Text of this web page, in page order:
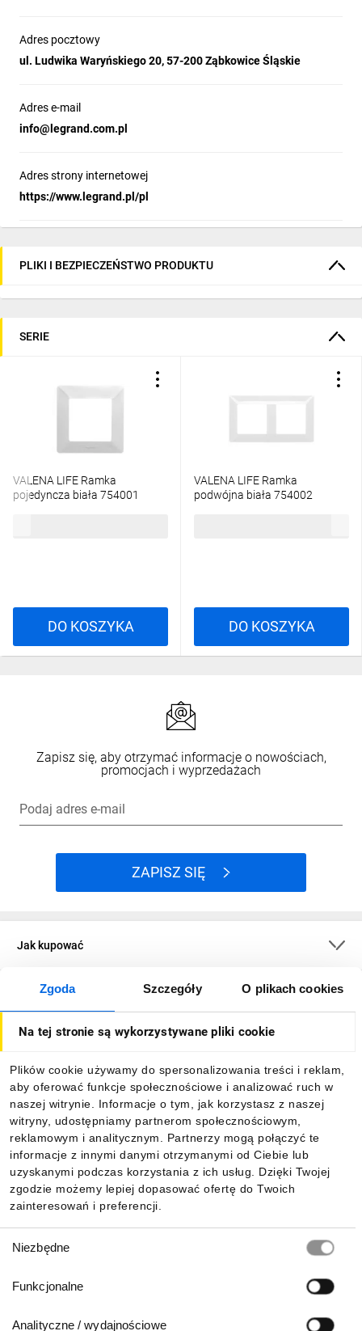
Zgoda Szczegóły O plikach cookies
Na tej stronie są wykorzystywane pliki cookie
Plików cookie używamy do spersonalizowania treści i reklam,
aby oferować funkcje społecznościowe i analizować ruch w
naszej witrynie. Informacje o tym, jak korzystasz z naszej
witryny, udostępniamy partnerom społecznościowym,
reklamowym i analitycznym. Partnerzy mogą połączyć te
informacje z innymi danymi otrzymanymi od Ciebie lub
uzyskanymi podczas korzystania z ich usług. Dzięki Twojej
zgodzie możemy lepiej dopasować ofertę do Twoich
zainteresowań i preferencji.
zgody
Niezbędne
Funkcjonalne
Analityczne / wydajnościowe
Adres pocztowy
ul. Ludwika Waryńskiego 20, 57-200 Ząbkowice Śląskie
Adres e-mail
info@legrand.com.pl
Adres strony internetowej
https://www.legrand.pl/pl
PLIKI I BEZPIECZEŃSTWO PRODUKTU
SERIE
VALENA LIFE Ramka
pojedyncza biała 754001
DO KOSZYKA
VALENA LIFE Ramka
podwójna biała 754002
DO KOSZYKA
Zapisz się, aby otrzymać informacje o nowościach,
promocjach i wyprzedażach
Podaj adres e-mail
ZAPISZ SIĘ
Jak kupować
O firmie
Informacje
Pobierz naszą aplikację mobilną: